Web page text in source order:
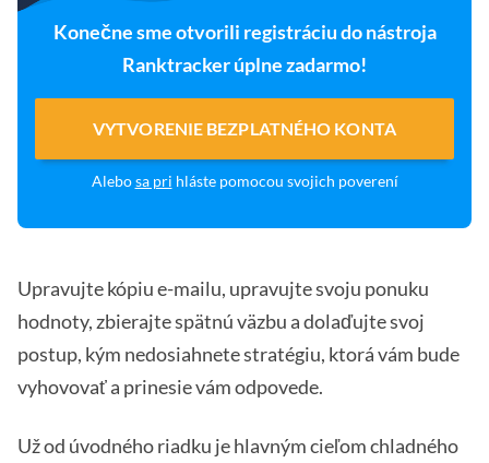
Konečne sme otvorili registráciu do nástroja
Ranktracker úplne zadarmo!
VYTVORENIE BEZPLATNÉHO KONTA
Alebosa pri hláste pomocou svojich poverení
Upravujte kópiu e-mailu, upravujte svoju ponuku
hodnoty, zbierajte spätnú väzbu a dolaďujte svoj
postup, kým nedosiahnete stratégiu, ktorá vám bude
vyhovovať a prinesie vám odpovede.
Už od úvodného riadku je hlavným cieľom chladného